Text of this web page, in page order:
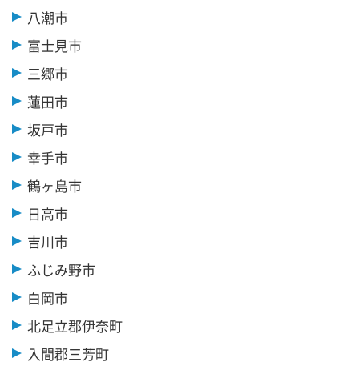
八潮市
富士見市
三郷市
蓮田市
坂戸市
幸手市
鶴ヶ島市
日高市
吉川市
ふじみ野市
白岡市
北足立郡伊奈町
入間郡三芳町